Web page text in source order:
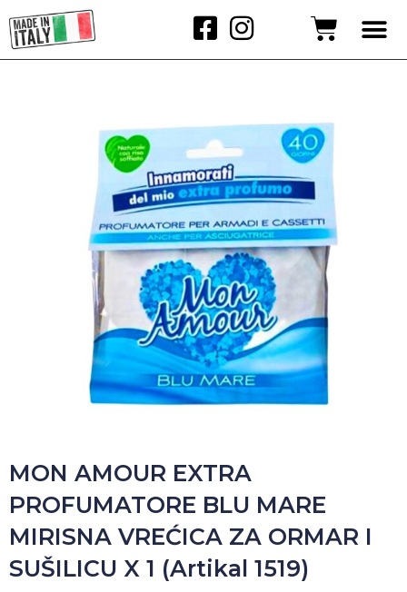
MON AMOUR EXTRA
PROFUMATORE BLU MARE
MIRISNA VREĆICA ZA ORMAR I
SUŠILICU X 1 (Artikal 1519)